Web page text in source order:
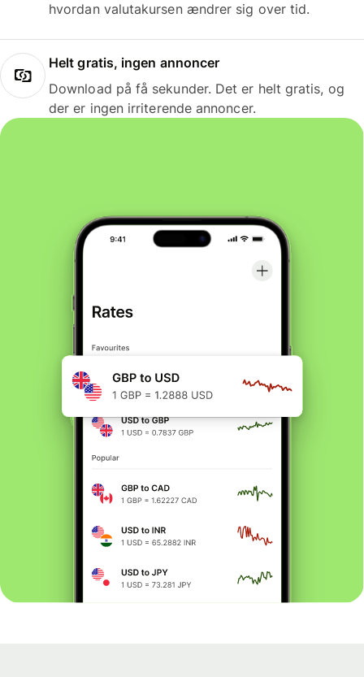
hvordan valutakursen ændrer sig over tid.
Helt gratis, ingen annoncer
Download på få sekunder. Det er helt gratis, og
der er ingen irriterende annoncer.